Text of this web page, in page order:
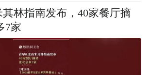
林指南发布，40家餐厅摘
7家